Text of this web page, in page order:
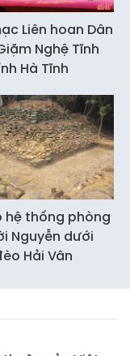
Liên hoan Dân
Nghệ Tĩnh
Hà Tĩnh
hệ thống phòng
Nguyễn dưới
Hải Vân